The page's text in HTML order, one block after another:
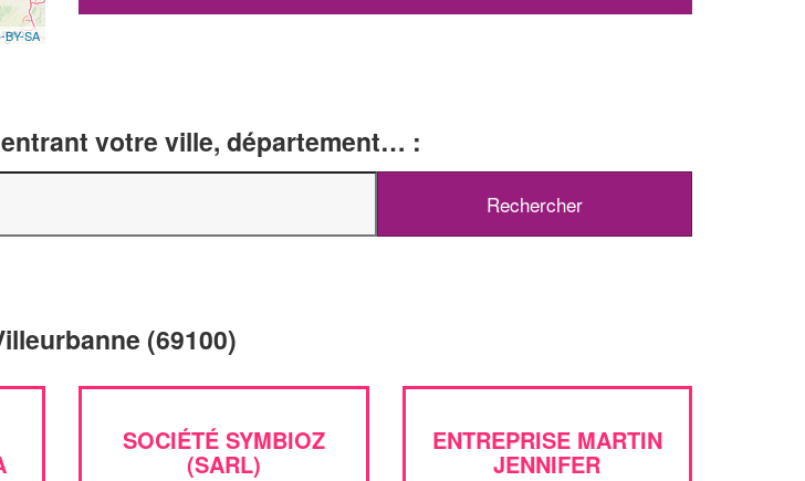
BY-SA
votre ville, département… :
(69100)
SOCIÉTÉ SYMBIOZ
(SARL)
ENTREPRISE MARTIN
JENNIFER